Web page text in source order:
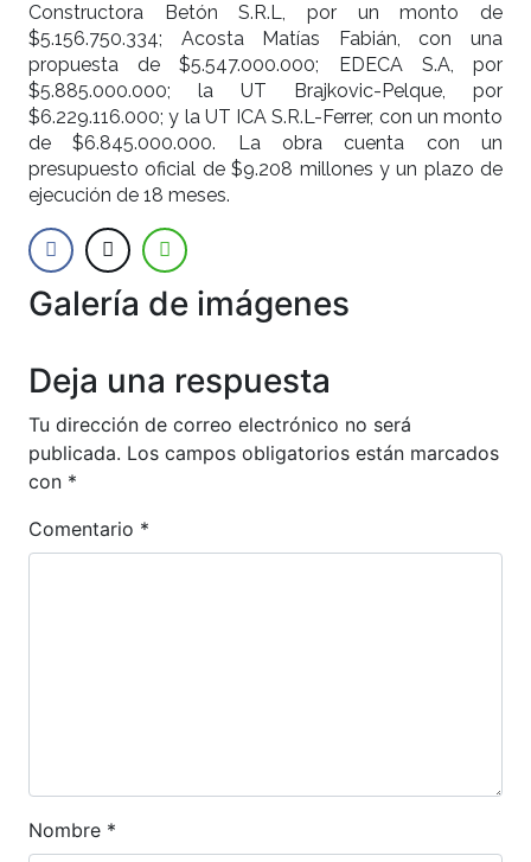
Constructora Betón S.R.L, por un monto de
$5.156.750.334; Acosta Matías Fabián, con una
propuesta de $5.547.000.000; EDECA S.A, por
$5.885.000.000; la UT Brajkovic-Pelque, por
$6.229.116.000; y la UT ICA S.R.L-Ferrer, con un monto
de $6.845.000.000. La obra cuenta con un
presupuesto oficial de $9.208 millones y un plazo de
ejecución de 18 meses.
Galería de imágenes
Deja una respuesta
Tu dirección de correo electrónico no será
publicada. Los campos obligatorios están marcados
con *
Comentario *
Nombre *